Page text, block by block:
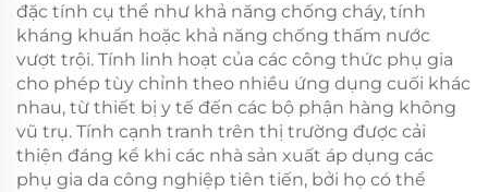
đặc tính cụ thể như khả năng chống cháy, tính
kháng khuẩn hoặc khả năng chống thấm nước
vượt trội. Tính linh hoạt của các công thức phụ gia
cho phép tùy chỉnh theo nhiều ứng dụng cuối khác
nhau, từ thiết bị y tế đến các bộ phận hàng không
vũ trụ. Tính cạnh tranh trên thị trường được cải
thiện đáng kể khi các nhà sản xuất áp dụng các
phụ gia da công nghiệp tiên tiến, bởi họ có thể